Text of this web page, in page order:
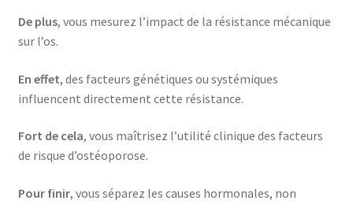
De plus, vous mesurez l’impact de la résistance mécanique
sur l’os.
En effet, des facteurs génétiques ou systémiques
influencent directement cette résistance.
Fort de cela, vous maîtrisez l’utilité clinique des facteurs
de risque d’ostéoporose.
Pour finir, vous séparez les causes hormonales, non